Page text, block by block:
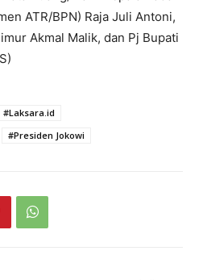
ATR/BPN) Raja Juli Antoni,
Akmal Malik, dan Pj Bupati
#Laksara.id
#Presiden Jokowi